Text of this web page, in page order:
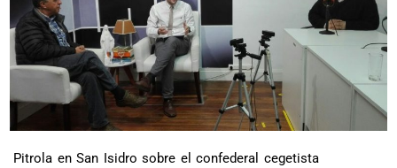
Pitrola en San Isidro sobre el confederal cegetista